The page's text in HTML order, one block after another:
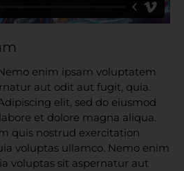
enim ipsam voluptatem
aut odit aut fugit, quia.
elit, sed do eiusmod
et dolore magna aliqua.
quis nostrud exercitation
voluptas ullamco. Nemo enim
voluptas sit aspernatur aut